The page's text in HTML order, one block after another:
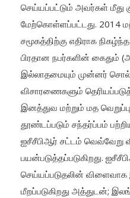
செய்யப்பட்டும் அவர்கள் மீது
மேற்கொள்ளப்பட்டது. 2014
சமூகத்திற்கு எதிராக
பிரதான நபர்களின் கைதும்
இல்லாதமையும் முன்னர்
விசாரணைகளும்
இனத்துவ மற்றும் மத
தூண்டப்படும் சந்தர்ப்பம்
ஐசீசீபிஆர் சட்டம் வெவ்வேறு
பயன்படுத்தப்படுகிறது.
செய்யப்படுதலின்
மீறப்படுகிறது அத்துடன்;